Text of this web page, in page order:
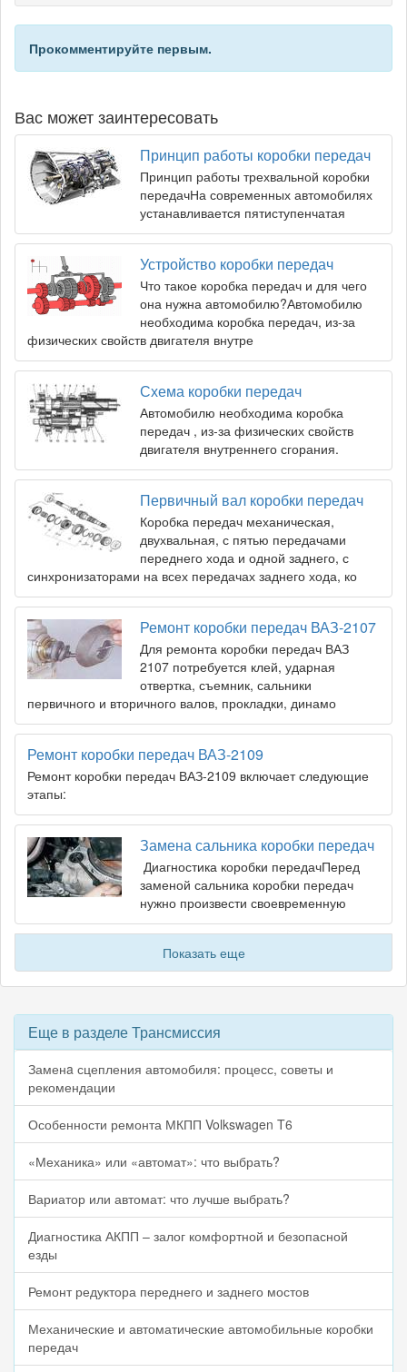
Прокомментируйте первым.
Вас может заинтересовать
Принцип работы коробки передач
Принцип работы трехвальной коробки
передачНа современных автомобилях
устанавливается пятиступенчатая
Устройство коробки передач
Что такое коробка передач и для чего
она нужна автомобилю?Автомобилю
необходима коробка передач, из-за
физических свойств двигателя внутре
Схема коробки передач
Автомобилю необходима коробка
передач , из-за физических свойств
двигателя внутреннего сгорания.
Первичный вал коробки передач
Коробка передач механическая,
двухвальная, с пятью передачами
переднего хода и одной заднего, с
синхронизаторами на всех передачах заднего хода, ко
Ремонт коробки передач ВАЗ-2107
Для ремонта коробки передач ВАЗ
2107 потребуется клей, ударная
отвертка, съемник, сальники
первичного и вторичного валов, прокладки, динамо
Ремонт коробки передач ВАЗ-2109
Ремонт коробки передач ВАЗ-2109 включает следующие
этапы:
Замена сальника коробки передач
Диагностика коробки передачПеред
заменой сальника коробки передач
нужно произвести своевременную
Показать еще
Еще в разделе Трансмиссия
Заменa сцепления автомобиля: процесс, советы и
рекомендации
Особенности ремонта МКПП Volkswagen T6
«Механика» или «автомат»: что выбрать?
Вариатор или автомат: что лучше выбрать?
Диагностика АКПП – залог комфортной и безопасной
езды
Ремонт редуктора переднего и заднего мостов
Механические и автоматические автомобильные коробки
передач